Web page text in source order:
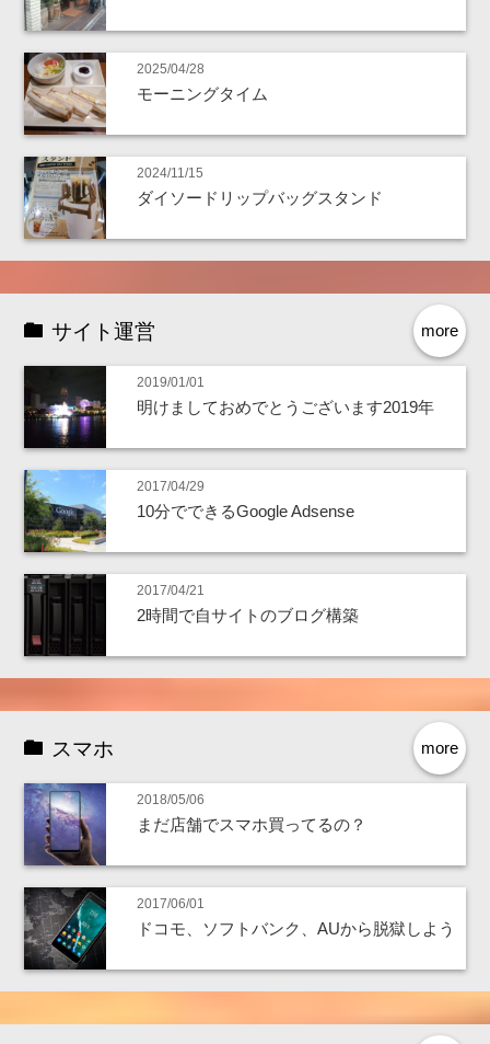
2025/04/28
モーニングタイム
2024/11/15
ダイソードリップバッグスタンド
more
サイト運営
2019/01/01
明けましておめでとうございます2019年
2017/04/29
10分でできるGoogle Adsense
2017/04/21
2時間で自サイトのブログ構築
more
スマホ
2018/05/06
まだ店舗でスマホ買ってるの？
2017/06/01
ドコモ、ソフトバンク、AUから脱獄しよう